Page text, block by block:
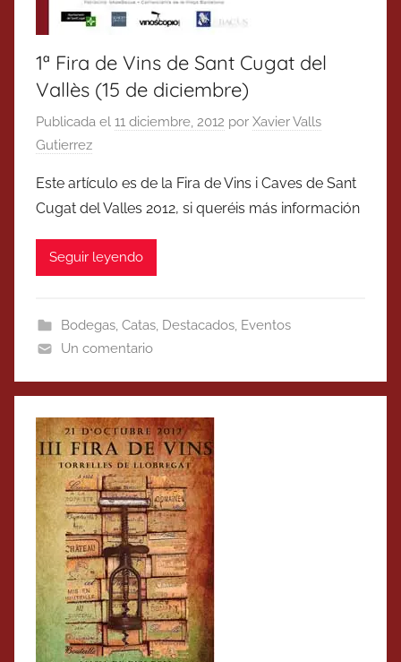
1ª Fira de Vins de Sant Cugat del
Vallès (15 de diciembre)
Publicada el 11 diciembre, 2012 por Xavier Valls
Gutierrez
Este artículo es de la Fira de Vins i Caves de Sant
Cugat del Valles 2012, si queréis más información
Seguir leyendo
Bodegas, Catas, Destacados, Eventos
Un comentario